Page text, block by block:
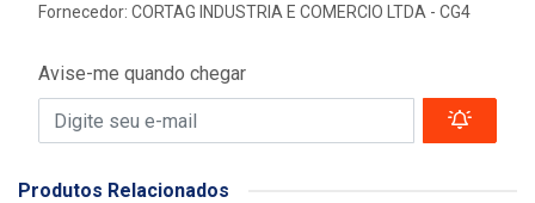
Fornecedor: CORTAG INDUSTRIA E COMERCIO LTDA - CG4
Avise-me quando chegar
Produtos Relacionados